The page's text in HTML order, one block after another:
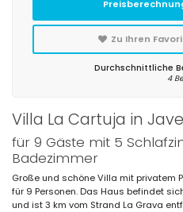
Villa La Cartuja in
für 9 Gäste mit 5
Badezimmer
Große und schöne Villa mit privatem
für 9 Personen. Das Haus befindet
und ist 3 km vom Strand La Grava
Zu Ihren
Durchschnittliche
4